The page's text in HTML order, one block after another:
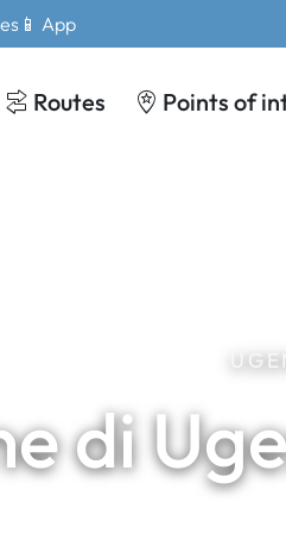
📱 App
Routes Points of
di